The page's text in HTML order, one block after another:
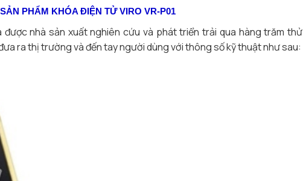
PHẨM KHÓA ĐIỆN TỬ VIRO VR-P01
được nhà sản xuất nghiên cứu và phát triển trải qua hàng trăm thử
ra thị trường và đến tay người dùng với thông số kỹ thuật như sau: